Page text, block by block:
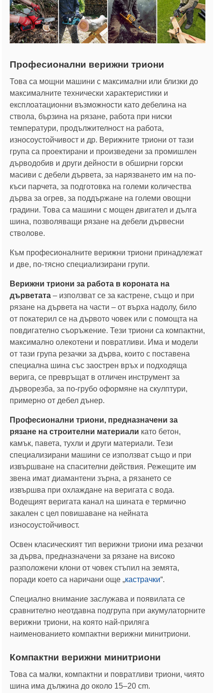
Професионални верижни триони
Това са мощни машини с максимални или близки до
максималните технически характеристики и
експлоатационни възможности като дебелина на
ствола, бързина на рязане, работа при ниски
температури, продължителност на работа,
износоустойчивост и др. Верижните триони от тази
група са проектирани и произведени за промишлен
дърводобив и други дейности в обширни горски
масиви с дебели дървета, за нарязването им на по-
къси парчета, за подготовка на големи количества
дърва за огрев, за поддържане на големи овощни
градини. Това са машини с мощен двигател и дълга
шина, позволяващи рязане на дебели дървесни
стволове.
Към професионалните верижни триони принадлежат
и две, по-тясно специализирани групи.
Верижни триони за работа в короната на
дърветата – използват се за кастрене, също и при
рязане на дървета на части – от върха надолу, било
от покатерил се на дървото човек или с помощта на
повдигателно съоръжение. Тези триони са компактни,
максимално олекотени и повратливи. Има и модели
от тази група резачки за дърва, които с поставена
специална шина със заострен връх и подходяща
верига, се превръщат в отличен инструмент за
дърворезба, за по-грубо оформяне на скулптури,
примерно от дебел дънер.
Професионални триони, предназначени за
рязане на строителни материали като бетон,
камък, павета, тухли и други материали. Тези
специализирани машини се използват също и при
извършване на спасителни действия. Режещите им
звена имат диамантени зърна, а рязането се
извършва при охлаждане на веригата с вода.
Водещият веригата канал на шината е термично
закален с цел повишаване на нейната
износоустойчивост.
Освен класическият тип верижни триони има резачки
за дърва, предназначени за рязане на високо
разположени клони от човек стъпил на земята,
поради което са наричани още „кастрачки“.
Специално внимание заслужава и появилата се
сравнително неотдавна подгрупа при акумулаторните
верижни триони, на която най-приляга
наименованието компактни верижни минитриони.
Компактни верижни минитриони
Това са малки, компактни и повратливи триони, чиято
шина има дължина до около 15–20 cm.